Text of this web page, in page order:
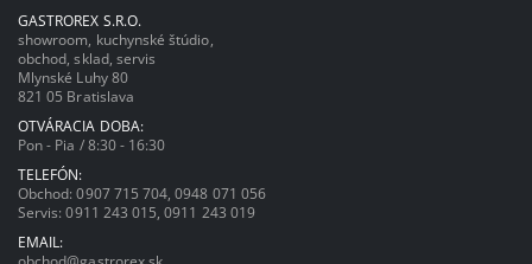
GASTROREX S.R.O.
showroom, kuchynské štúdio,
obchod, sklad, servis
Mlynské Luhy 80
821 05 Bratislava
OTVÁRACIA DOBA:
Pon - Pia / 8:30 - 16:30
TELEFÓN:
Obchod:0907 715 704 ,0948 071 056
Servis:0911 243 015 ,0911 243 019
EMAIL: